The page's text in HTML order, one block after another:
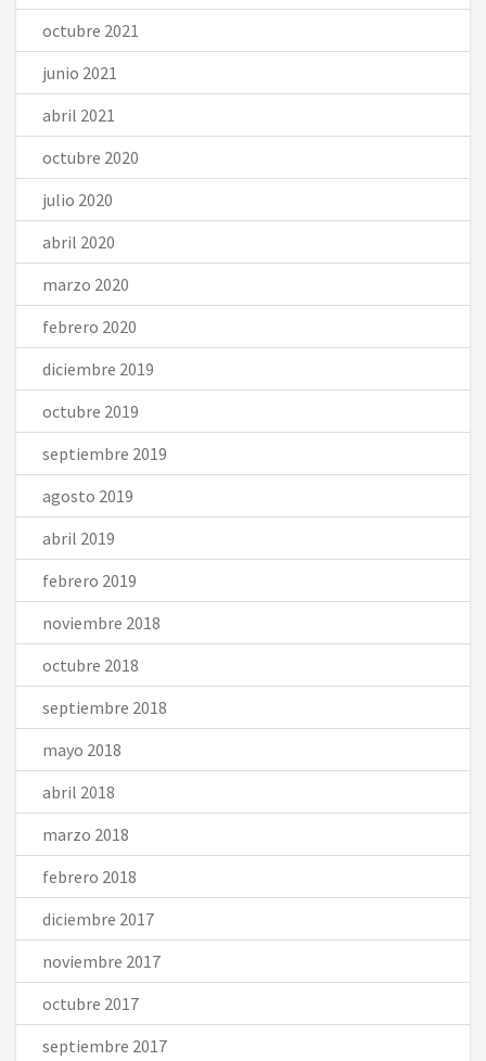
octubre 2021
junio 2021
abril 2021
octubre 2020
julio 2020
abril 2020
marzo 2020
febrero 2020
diciembre 2019
octubre 2019
septiembre 2019
agosto 2019
abril 2019
febrero 2019
noviembre 2018
octubre 2018
septiembre 2018
mayo 2018
abril 2018
marzo 2018
febrero 2018
diciembre 2017
noviembre 2017
octubre 2017
septiembre 2017